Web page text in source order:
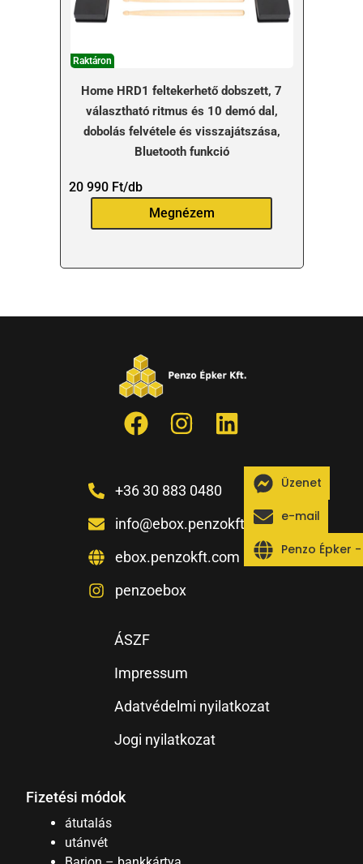
Raktáron
Home HRD1 feltekerhető dobszett, 7
választható ritmus és 10 demó dal,
dobolás felvétele és visszajátszása,
Bluetooth funkció
20 990 Ft/db
Megnézem
+36 30 883 0480
info@ebox.penzokft.com
ebox.penzokft.com
penzoebox
ÁSZF
Impressum
Adatvédelmi nyilatkozat
Jogi nyilatkozat
Fizetési módok
átutalás
utánvét
Üzenet
e-mail
Penzo Épker